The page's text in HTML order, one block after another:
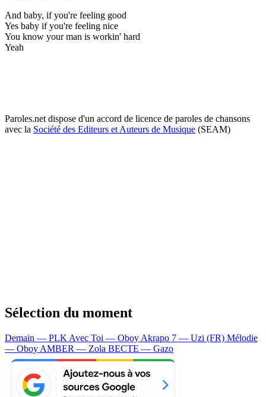
And baby, if you're feeling good
Yes baby if you're feeling nice
You know your man is workin' hard
Yeah
Paroles.net dispose d'un accord de licence de paroles de chansons
avec la Société des Editeurs et Auteurs de Musique (SEAM)
Sélection du moment
Demain — PLK Avec Toi — Oboy Akrapo 7 — Uzi (FR) Mélodie
— Oboy AMBER — Zola BECTE — Gazo